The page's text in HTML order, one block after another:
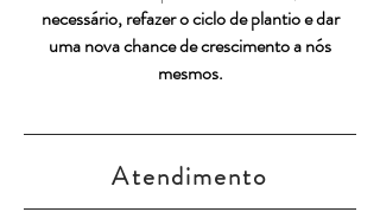
necessário, refazer o ciclo de plantio e dar
uma nova chance de crescimento a nós
mesmos.
Atendimento